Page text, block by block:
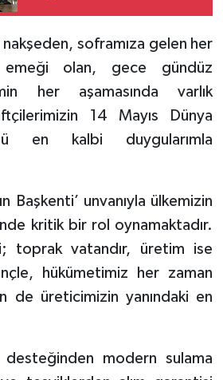
soframıza gelen her
emeği olan, gece gündüz
her aşamasında varlık
14 Mayıs Dünya
en kalbi duygularımla
Başkenti’ unvanıyla ülkemizin
kritik bir rol oynamaktadır.
toprak vatandır, üretim ise
hükümetimiz her zaman
de üreticimizin yanındaki en
modern sulama